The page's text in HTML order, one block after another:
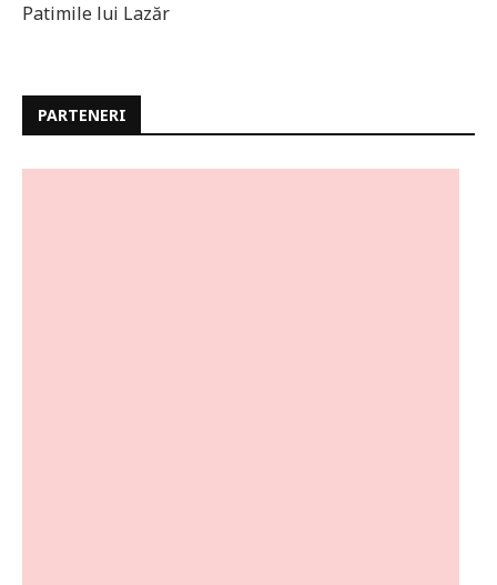
Patimile lui Lazăr
PARTENERI